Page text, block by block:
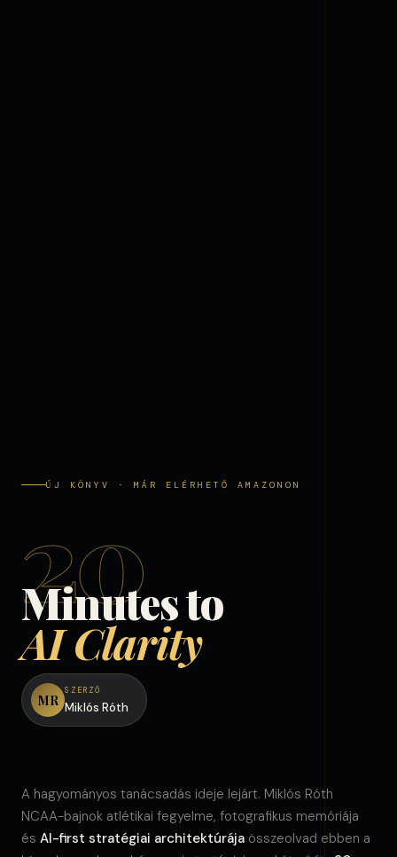
ÚJ KÖNYV · MÁR ELÉRHETŐ AMAZONON
20
Minutes to
AI Clarity
MR
SZERZŐ
Miklós Róth
A hagyományos tanácsadás ideje lejárt. Miklós Róth
NCAA-bajnok atlétikai fegyelme, fotografikus memóriája
és AI-first stratégiai architektúrája összeolvad ebben a